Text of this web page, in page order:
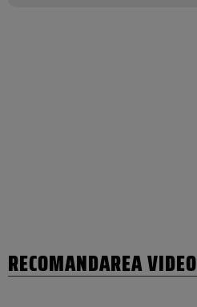
RECOMANDAREA VIDEO